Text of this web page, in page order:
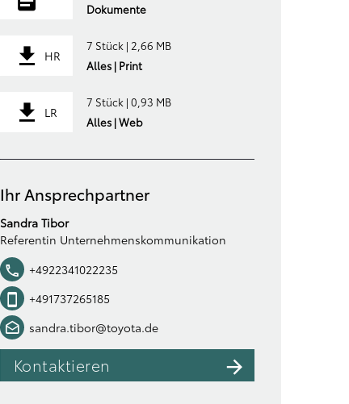
Dokumente
HR
7 Stück | 2,66 MB
Alles | Print
LR
7 Stück | 0,93 MB
Alles | Web
Ihr Ansprechpartner
Sandra Tibor
Referentin Unternehmenskommunikation
+4922341022235
+491737265185
sandra.tibor@toyota.de
Kontaktieren